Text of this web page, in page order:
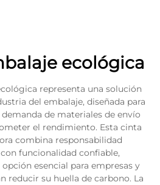
ecológica
representa una solución
del embalaje, diseñada para
de materiales de envío
el rendimiento. Esta cinta
combina responsabilidad
funcionalidad confiable,
esencial para empresas y
reducir su huella de carbono. La